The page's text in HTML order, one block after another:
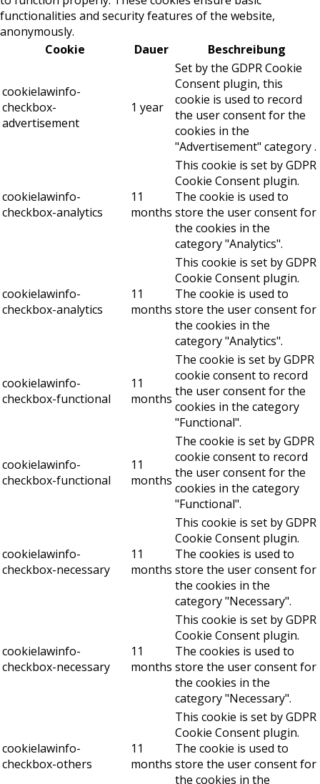
functionalities and security features of the website,
anonymously.
Cookie
Dauer Beschreibung
cookielawinfo-
checkbox-
advertisement
1 year
Set by the GDPR Cookie
Consent plugin, this
cookie is used to record
the user consent for the
cookies in the
"Advertisement" category .
cookielawinfo-
checkbox-analytics
11
months
This cookie is set by GDPR
Cookie Consent plugin.
The cookie is used to
store the user consent for
the cookies in the
category "Analytics".
cookielawinfo-
checkbox-analytics
11
months
This cookie is set by GDPR
Cookie Consent plugin.
The cookie is used to
store the user consent for
the cookies in the
category "Analytics".
cookielawinfo-
checkbox-functional
11
months
The cookie is set by GDPR
cookie consent to record
the user consent for the
cookies in the category
"Functional".
cookielawinfo-
checkbox-functional
11
months
The cookie is set by GDPR
cookie consent to record
the user consent for the
cookies in the category
"Functional".
cookielawinfo-
checkbox-necessary
11
months
This cookie is set by GDPR
Cookie Consent plugin.
The cookies is used to
store the user consent for
the cookies in the
category "Necessary".
cookielawinfo-
checkbox-necessary
11
months
This cookie is set by GDPR
Cookie Consent plugin.
The cookies is used to
store the user consent for
the cookies in the
category "Necessary".
cookielawinfo-
checkbox-others
11
months
This cookie is set by GDPR
Cookie Consent plugin.
The cookie is used to
store the user consent for
the cookies in the